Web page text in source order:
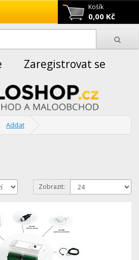
Košík
0,00 Kč
Zaregistrovat se
Addat
Zobrazit: